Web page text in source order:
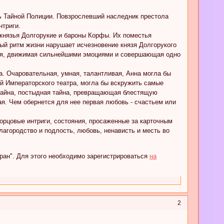
Полиции. Повзрослевший наследник престола
Долгорукие и бароны Корфы. Их поместья
ритм жизни нарушает исчезновение князя Долгорукого
движимая сильнейшими эмоциями и совершающая одно
Очаровательная, умная, талантливая, Анна могла бы
Императорского театра, могла бы вскружить самые
постыдная тайна, превращающая блестящую
Чем обернется для нее первая любовь - счастьем или
интриги, состояния, просаженные за карточным
и подлость, любовь, ненависть и месть во
Для этого необходимо зарегистрироваться на
2